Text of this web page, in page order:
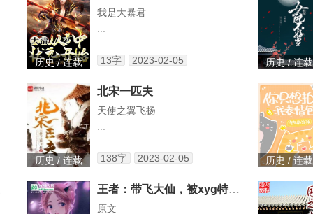
历史 / 连载
我是大暴君
13字 2023-02-05 历史 / 连载
历史 / 连载
北宋一匹夫
天使之翼飞扬
138字 2023-02-05 历史 / 连载
王者：带飞大仙，被xyg特招了
原文